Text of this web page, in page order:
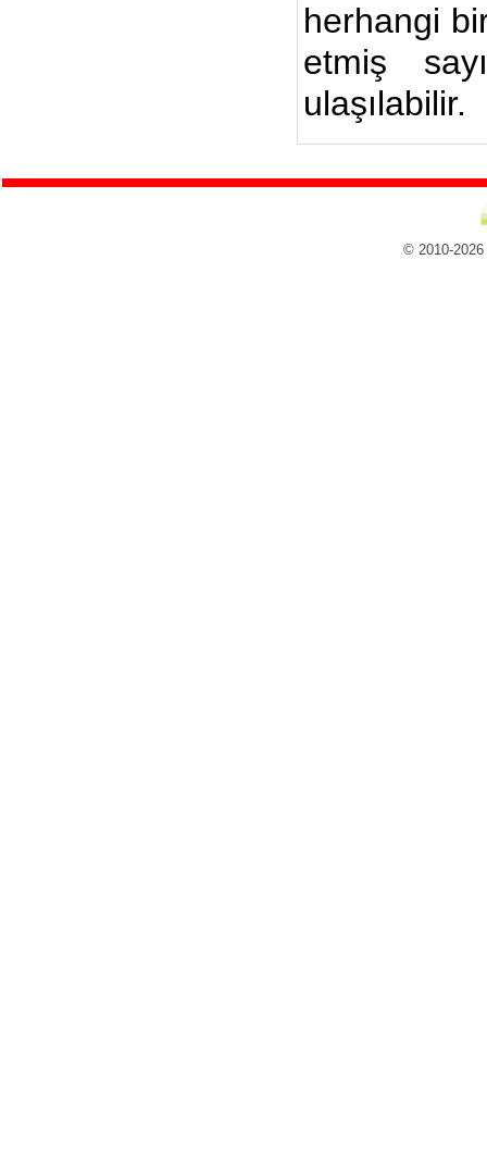
herhangi
etmiş
ulaşılabilir.
© 2010-2026